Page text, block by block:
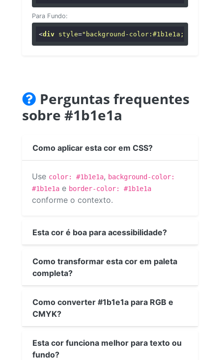
Para Fundo:
<div style="background-color:#1b1e1a;"
Perguntas frequentes
sobre #1b1e1a
Como aplicar esta cor em CSS?
Use color: #1b1e1a, background-color:
#1b1e1a e border-color: #1b1e1a
conforme o contexto.
Esta cor é boa para acessibilidade?
Como transformar esta cor em paleta
completa?
Como converter #1b1e1a para RGB e
CMYK?
Esta cor funciona melhor para texto ou
fundo?